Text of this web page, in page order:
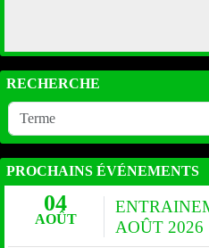
RECHERCHE
PROCHAINS ÉVÉNEMENTS
04
AOÛT
AOÛT 2026